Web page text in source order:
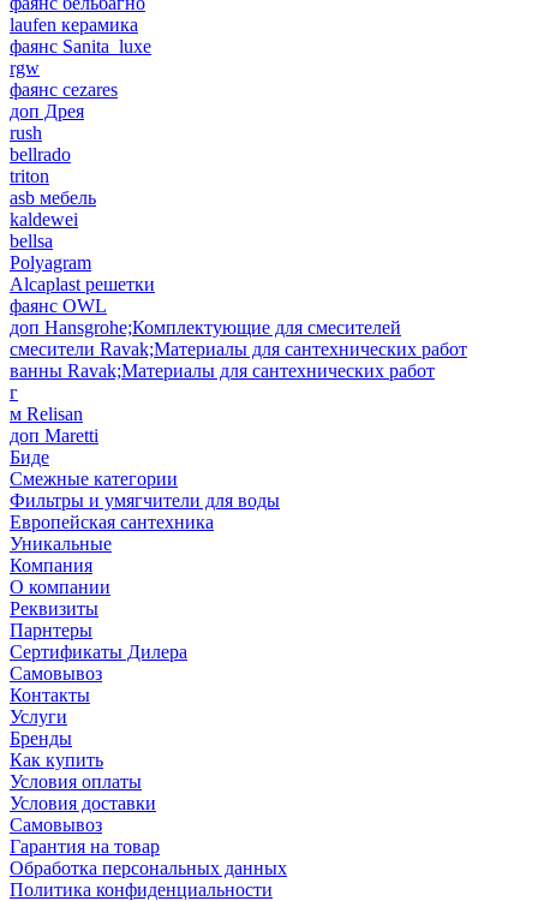
laufen керамика
фаянс Sanita_luxe
rgw
фаянс cezares
доп Дрея
rush
bellrado
triton
asb мебель
kaldewei
bellsa
Polyagram
Alcaplast решетки
фаянс OWL
доп Hansgrohe;Комплектующие для смесителей
смесители Ravak;Материалы для сантехнических работ
ванны Ravak;Материалы для сантехнических работ
г
м Relisan
доп Maretti
Биде
Смежные категории
Фильтры и умягчители для воды
Европейская сантехника
Уникальные
Компания
О компании
Реквизиты
Парнтеры
Сертификаты Дилера
Самовывоз
Контакты
Услуги
Бренды
Как купить
Условия оплаты
Условия доставки
Самовывоз
Гарантия на товар
Обработка персональных данных
Политика конфиденциальности